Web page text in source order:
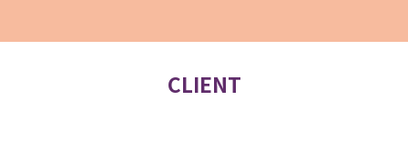
CLIENT